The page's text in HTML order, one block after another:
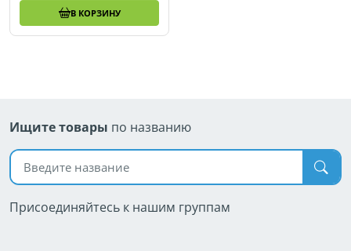
В КОРЗИНУ
Ищите товары по названию
Поиск по названию
Присоединяйтесь к нашим группам